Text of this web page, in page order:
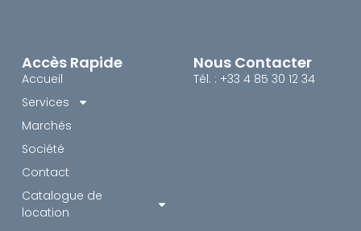
Accès Rapide
Accueil
Services
Marchés
Société
Contact
Catalogue de
location
Nous Contacter
Tél. : +33 4 85 30 12 34